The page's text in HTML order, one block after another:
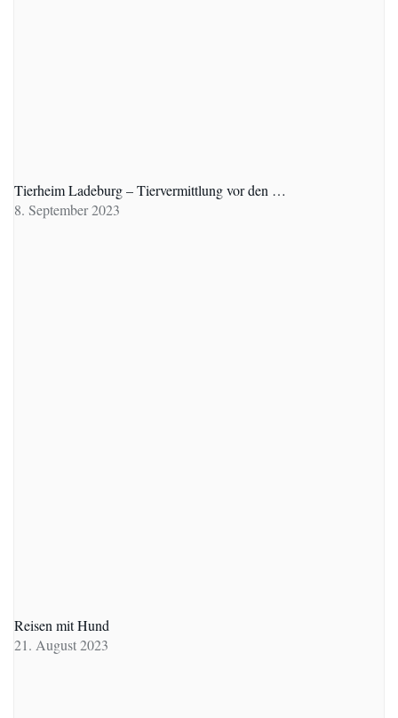
Tierheim Ladeburg – Tiervermittlung vor den …
8. September 2023
Reisen mit Hund
21. August 2023